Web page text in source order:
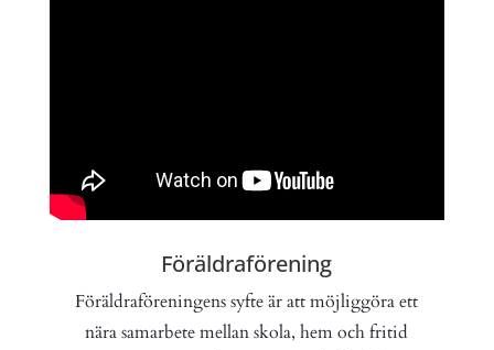
Föräldraförening
Föräldraföreningens syfte är att möjliggöra ett
nära samarbete mellan skola, hem och fritid